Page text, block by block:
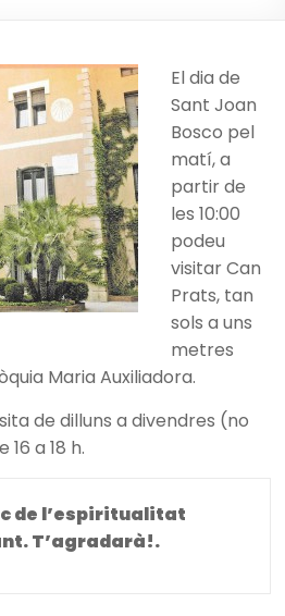
El dia de
Sant Joan
Bosco pel
matí, a
partir de
les 10:00
podeu
visitar Can
Prats, tan
sols a uns
metres
Maria Auxiliadora.
de dilluns a divendres (no
16 a 18 h.
de l’espiritualitat
T’agradarà!.